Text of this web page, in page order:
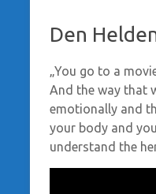
Den
„You go to a
And the way that
emotionally and
your body and
understand the